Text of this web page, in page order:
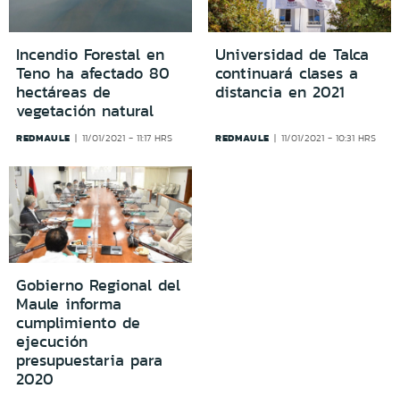
Incendio Forestal en
Teno ha afectado 80
hectáreas de
vegetación natural
REDMAULE 11/01/2021 - 11:17 HRS
Universidad de Talca
continuará clases a
distancia en 2021
REDMAULE 11/01/2021 - 10:31 HRS
Gobierno Regional del
Maule informa
cumplimiento de
ejecución
presupuestaria para
2020